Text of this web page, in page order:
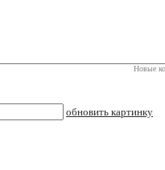
Новые
обновить картинку